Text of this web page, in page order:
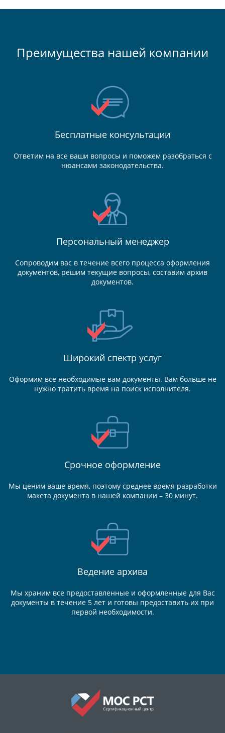
Преимущества нашей компании
Бесплатные консультации
Ответим на все ваши вопросы и поможем разобраться с
нюансами законодательства.
Персональный менеджер
Сопроводим вас в течение всего процесса оформления
документов, решим текущие вопросы, составим архив
документов.
Широкий спектр услуг
Оформим все необходимые вам документы. Вам больше не
нужно тратить время на поиск исполнителя.
Срочное оформление
Мы ценим ваше время, поэтому среднее время разработки
макета документа в нашей компании – 30 минут.
Ведение архива
Мы храним все предоставленные и оформленные для Вас
документы в течение 5 лет и готовы предоставить их при
первой необходимости.